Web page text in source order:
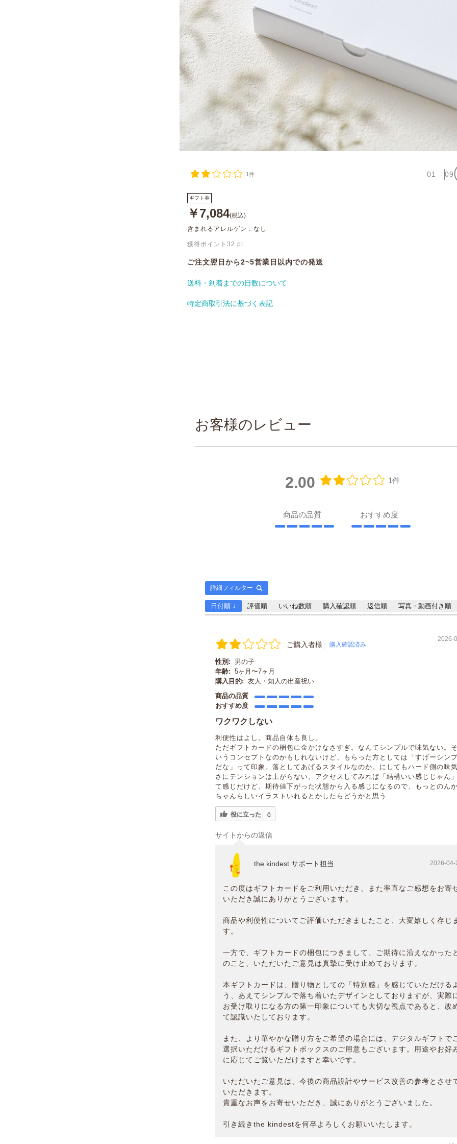
1件 01 09
ギフト券
￥7,084(税込)
含まれるアレルゲン：なし
獲得ポイント 32 pt
ご注文翌日から2~5営業日以内での発送
送料・到着までの日数について
特定商取引法に基づく表記
お客様のレビュー
2.00 1件
商品の品質 おすすめ度
詳細フィルター
日付順 ↓ 評価順 いいね数順 購入確認順 返信順 写真・動画付き順
ご購入者様 購入確認済み
2026-
性別:
男の子
年齢: 5ヶ月〜7ヶ月
購入目的: 友人・知人の出産祝い
商品の品質
おすすめ度
ワクワクしない
利便性はよし。商品自体も良し。
ただギフトカードの梱包に金かけなさすぎ。なんてシンプルで味気ない。
いうコンセプトなのかもしれないけど、もらった方としては「すげーシン
だな」って印象。落としてあげるスタイルなのか。にしてもハード側の味
さにテンションは上がらない。アクセスしてみれば「結構いい感じじゃん
て感じだけど、期待値下がった状態から入る感じになるので、もっとのん
ちゃんらしいイラストいれるとかしたらどうかと思う
役に立った 0
サイトからの返信
the kindest サポート担当 2026-04-
この度はギフトカードをご利用いただき、また率直なご感想をお寄
いただき誠にありがとうございます。
商品や利便性についてご評価いただきましたこと、大変嬉しく存じ
す。
一方で、ギフトカードの梱包につきまして、ご期待に沿えなかった
のこと、いただいたご意見は真摯に受け止めております。
本ギフトカードは、贈り物としての「特別感」を感じていただける
う、あえてシンプルで落ち着いたデザインとしておりますが、実際
お受け取りになる方の第一印象についても大切な視点であると、改
て認識いたしております。
また、より華やかな贈り方をご希望の場合には、デジタルギフトで
選択いただけるギフトボックスのご用意もございます。用途やお好
に応じてご覧いただけますと幸いです。
いただいたご意見は、今後の商品設計やサービス改善の参考とさせ
いただきます。
貴重なお声をお寄せいただき、誠にありがとうございました。
引き続きthe kindestを何卒よろしくお願いいたします。